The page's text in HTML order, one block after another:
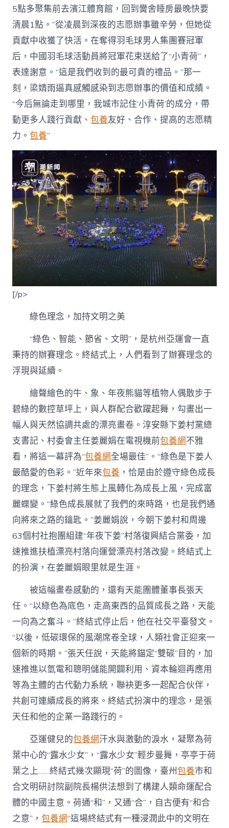
5點多聚集前去濱江體育館，回到黌舍睡房最晚快要
清晨1點。”從凌晨到深夜的志愿辦事雖辛勞，但她從
貢獻中收獲了快活。在奪得羽毛球男人集團賽冠軍
后，中國羽毛球活動員將冠軍花束送給了“小青荷”，
表達謝意。“這是我們收到的最可貴的禮品。”那一
刻，梁婧雨逼真感觸感染到志愿辦事的價值和成績。
“今后無論走到哪里，我城市記住‘小青荷’的成分，帶
動更多人踐行貢獻、包養友好、合作、提高的志愿精
力。包養”
[/p>
綠色理念，加持文明之美
“綠色、智能、節省、文明”，是杭州亞運會一直
秉持的辦賽理念。終結式上，人們看到了辦賽理念的
浮現與延續。
繪聲繪色的牛、象、年夜熊貓等植物人偶散步于
碧綠的數控草坪上，與人群配合歡躍起舞，勾畫出一
幅人與天然協調共處的漂亮畫卷。淳安縣下姜村黨總
支書記、村委會主任姜麗娟在電視機前包養網不雅
看，將這一幕評為“包養網全場最佳”。“綠色是下姜人
最酷愛的色彩。”近年來包養 ，恰是由於遵守綠色成長
的理念，下姜村將生態上風轉化為成長上風，完成富
麗蝶變。“綠色成長展就了我們的來時路，也是我們通
向將來之路的鑰匙。”姜麗娟說，今朝下姜村和周邊
63個村社抱團組建“年夜下姜”村落復興結合黨委，加
速推進扶植漂亮村落向運營漂亮村落改變。終結式上
的扮演，在姜麗娟眼里就是生涯。
被這幅畫卷感動的，還有天能團體董事長張天
任。“以綠色為底色，走高東西的品質成長之路，天能
一向為之奮斗。”終結式停止后，他在社交平臺發文。
“以後，低碳環保的風潮席卷全球，人類社會正迎來一
個新的時期。”張天任說，天能將錨定“雙碳”目的，加
速推進以氫電和聰明儲能開闢利用、資本輪迴再應用
等為主體的古代動力系統，聯袂更多一起配合伙伴，
共創可連續成長的將來。終結式扮演中的理念，是張
天任和他的企業一路踐行的。
亞運健兒的包養網汗水與激動的淚水，凝聚為荷
葉中心的“露水少女”，“露水少女”輕步曼舞，亭亭于荷
葉之上……終結式幾次顯現“荷”的圖像，臺州包養市和
合文明研討院副院長楊供法想到了構建人類命運配合
體的中國主意。荷通“和”，又通“合”，自古便有“和合
之意”，包養網“這場終結式有一種浸潤此中的文明在